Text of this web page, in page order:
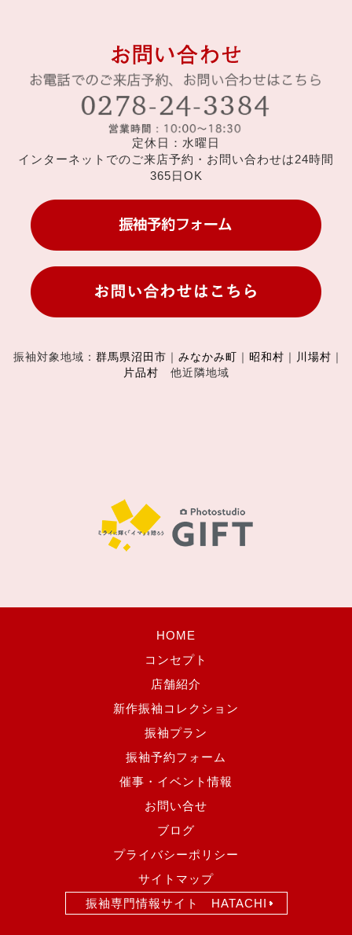
定休日：水曜日
インターネットでのご来店予約・お問い合わせは24時間
365日OK
振袖対象地域： 群馬県沼田市 ｜ みなかみ町 ｜ 昭和村 ｜ 川場村 ｜
片品村 他近隣地域
HOME
コンセプト
店舗紹介
新作振袖コレクション
振袖プラン
振袖予約フォーム
催事・イベント情報
お問い合せ
ブログ
プライバシーポリシー
サイトマップ
振袖専門情報サイト HATACHI